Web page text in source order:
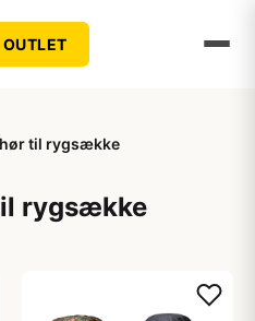
OUTLET
til rygsække
rygsække